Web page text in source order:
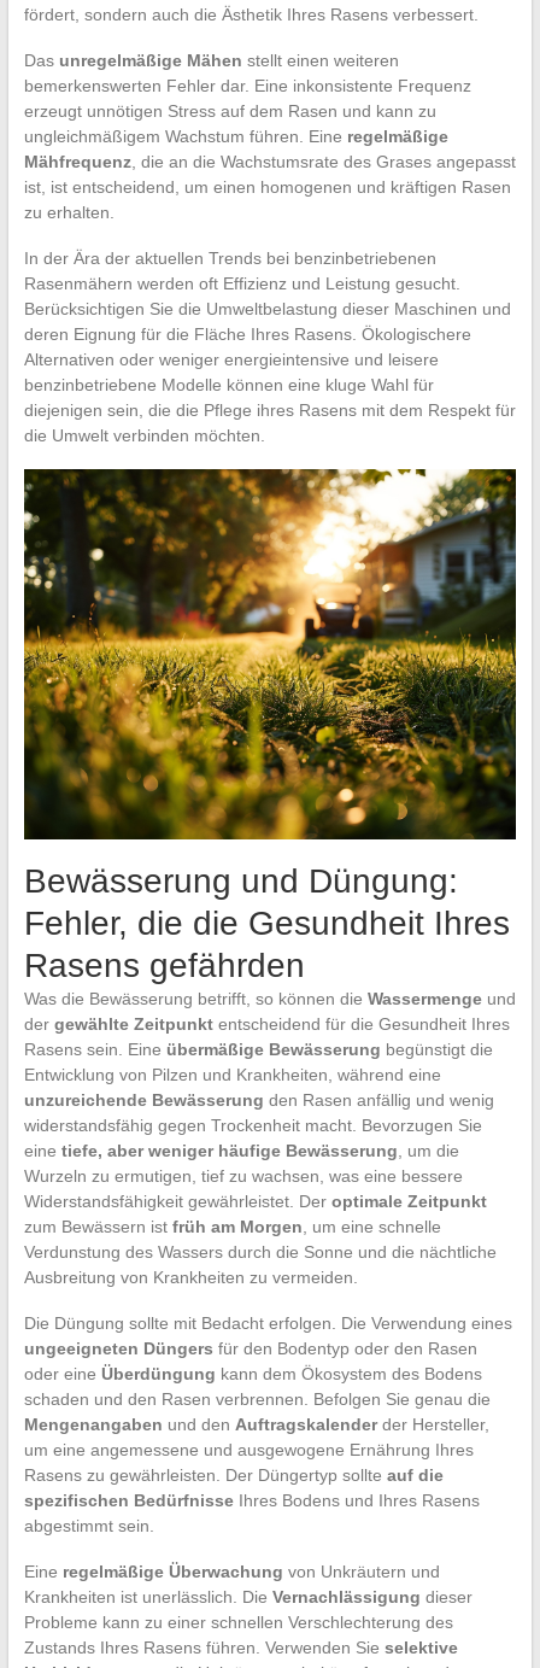
fördert, sondern auch die Ästhetik Ihres Rasens verbessert.
Das unregelmäßige Mähen stellt einen weiteren
bemerkenswerten Fehler dar. Eine inkonsistente Frequenz
erzeugt unnötigen Stress auf dem Rasen und kann zu
ungleichmäßigem Wachstum führen. Eine regelmäßige
Mähfrequenz, die an die Wachstumsrate des Grases angepasst
ist, ist entscheidend, um einen homogenen und kräftigen Rasen
zu erhalten.
In der Ära der aktuellen Trends bei benzinbetriebenen
Rasenmähern werden oft Effizienz und Leistung gesucht.
Berücksichtigen Sie die Umweltbelastung dieser Maschinen und
deren Eignung für die Fläche Ihres Rasens. Ökologischere
Alternativen oder weniger energieintensive und leisere
benzinbetriebene Modelle können eine kluge Wahl für
diejenigen sein, die die Pflege ihres Rasens mit dem Respekt für
die Umwelt verbinden möchten.
Bewässerung und Düngung:
Fehler, die die Gesundheit Ihres
Rasens gefährden
Was die Bewässerung betrifft, so können die Wassermengeund
der gewählte Zeitpunktentscheidend für die Gesundheit Ihres
Rasens sein. Eine übermäßige Bewässerung begünstigt die
Entwicklung von Pilzen und Krankheiten, während eine
unzureichende Bewässerung den Rasen anfällig und wenig
widerstandsfähig gegen Trockenheit macht. Bevorzugen Sie
eine tiefe, aber weniger häufige Bewässerung, um die
Wurzeln zu ermutigen, tief zu wachsen, was eine bessere
Widerstandsfähigkeit gewährleistet. Der optimale Zeitpunkt
zum Bewässern ist früh am Morgen, um eine schnelle
Verdunstung des Wassers durch die Sonne und die nächtliche
Ausbreitung von Krankheiten zu vermeiden.
Die Düngung sollte mit Bedacht erfolgen. Die Verwendung eines
ungeeigneten Düngers für den Bodentyp oder den Rasen
oder eine Überdüngung kann dem Ökosystem des Bodens
schaden und den Rasen verbrennen. Befolgen Sie genau die
Mengenangaben und den Auftragskalenderder Hersteller,
um eine angemessene und ausgewogene Ernährung Ihres
Rasens zu gewährleisten. Der Düngertyp sollte auf die
spezifischen BedürfnisseIhres Bodens und Ihres Rasens
abgestimmt sein.
Eine regelmäßige Überwachung von Unkräutern und
Krankheiten ist unerlässlich. Die Vernachlässigung dieser
Probleme kann zu einer schnellen Verschlechterung des
Zustands Ihres Rasens führen. Verwenden Sie selektive